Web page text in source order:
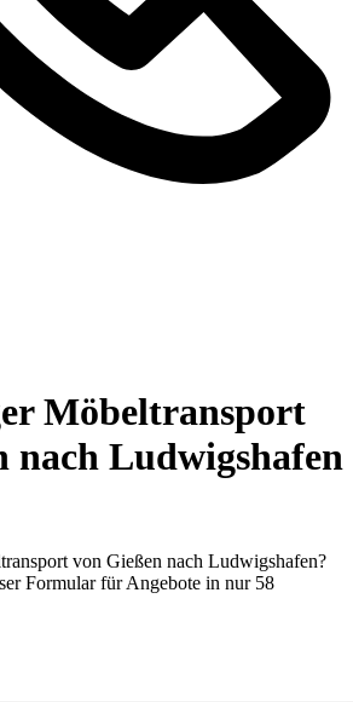
Möbeltransport
nach Ludwigshafen
von Gießen nach Ludwigshafen?
Formular für Angebote in nur 58